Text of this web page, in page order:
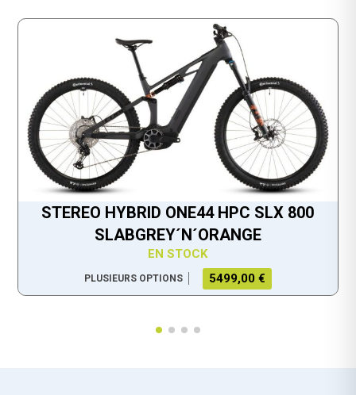
STEREO HYBRID ONE44 HPC SLX 800
SLABGREY´N´ORANGE
EN STOCK
PLUSIEURS OPTIONS 5499,00 €